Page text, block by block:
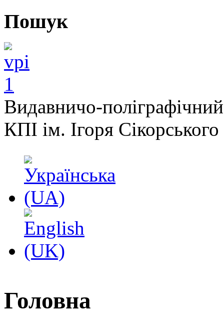
Пошук
Видавничо-
КПІ ім. Ігоря Сікорського
Головна